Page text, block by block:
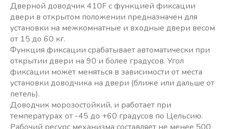
Дверной доводчик 410F с функцией фиксации
двери в открытом положении предназначен для
установки на межкомнатные и входные двери весом
от 15 до 60 кг.
Функция фиксации срабатывает автоматически при
открытии двери на 90 и более градусов. Угол
фиксации может меняться в зависимости от места
установки доводчика на двери (ближе или дальше от
петель).
Доводчик морозостойкий, и работает при
температурах от -45 до +60 градусов по Цельсию.